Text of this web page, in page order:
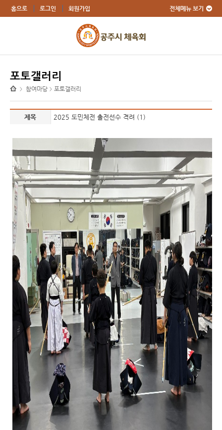
홈으로 로그인 회원가입 전체메뉴 보기
포토갤러리
> 참여마당 > 포토갤러리
제목 2025 도민체전 출전선수 격려 (1)